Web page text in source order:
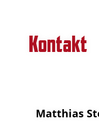
Kontakt
Matthias